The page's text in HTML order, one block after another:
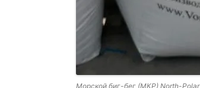
Морской биг-бег (МКР) North-Polar